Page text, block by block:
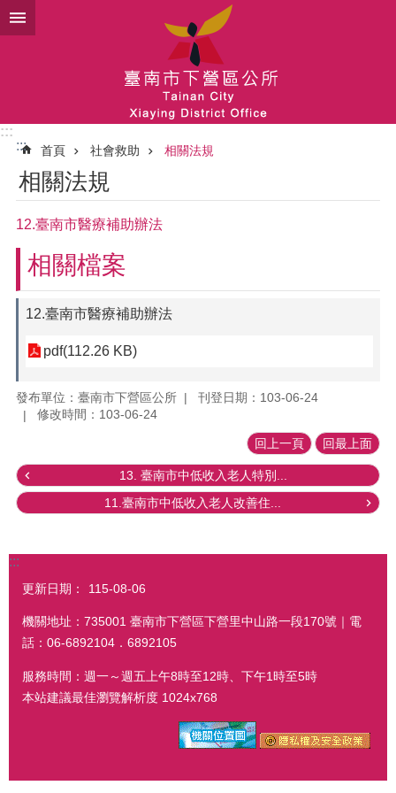
跳到主要內容區塊
:::
:::
首頁 社會救助 相關法規
相關法規
12.臺南市醫療補助辦法
相關檔案
12.臺南市醫療補助辦法
pdf(112.26 KB)
發布單位：臺南市下營區公所
刊登日期：103-06-24
修改時間：103-06-24
回上一頁 回最上面
13. 臺南市中低收入老人特別...
11.臺南市中低收入老人改善住...
:::
更新日期： 115-08-06
機關地址：735001 臺南市下營區下營里中山路一段170號｜電
話：06-6892104．6892105
服務時間：週一～週五上午8時至12時、下午1時至5時
本站建議最佳瀏覽解析度 1024x768